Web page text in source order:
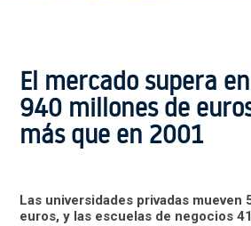
El mercado supera
940 millones de
más que en 2001
Las universidades privadas mueven
euros, y las escuelas de negocios